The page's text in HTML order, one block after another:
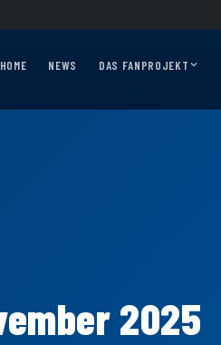
HOME NEWS DAS FANPROJEKT
Panther Express 2026/27?
2025